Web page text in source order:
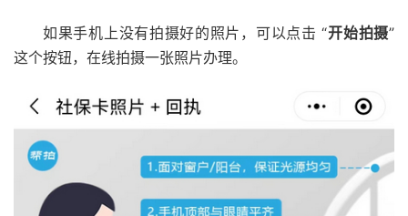
如果手机上没有拍摄好的照片，可以点击 “开始拍摄”
这个按钮，在线拍摄一张照片办理。